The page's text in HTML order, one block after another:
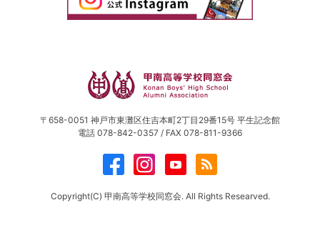
〒658-0051 神戸市東灘区住吉本町2丁目29番15号 平生記念館
電話 078-842-0357 / FAX 078-811-9366
Copyright(C) 甲南高等学校同窓会. All Rights Researved.